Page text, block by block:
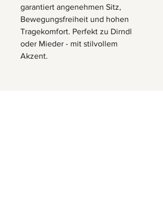
garantiert angenehmen Sitz,
Bewegungsfreiheit und hohen
Tragekomfort. Perfekt zu Dirndl
oder Mieder - mit stilvollem
Akzent.